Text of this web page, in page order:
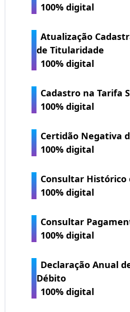
100% digital
Atualização
de Titularidade
100% digital
Cadastro na Tarifa
100% digital
Certidão Negativa
100% digital
Consultar Histórico
100% digital
Consultar
100% digital
Declaração Anual
Débito
100% digital